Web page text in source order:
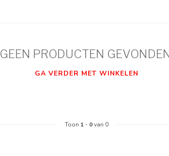
GEEN PRODUCTEN
GA VERDER MET WINKELEN
Toon 1 - 0van 0